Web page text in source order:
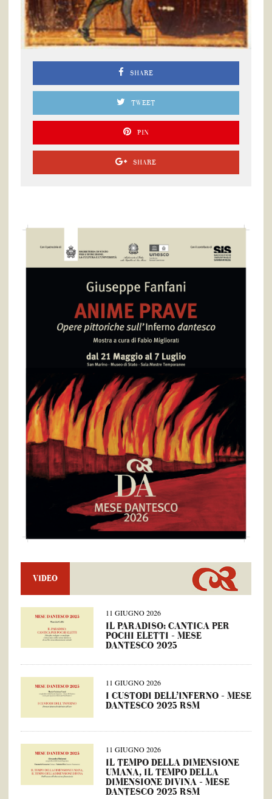
SHARE
TWEET
PIN
SHARE
VIDEO
11 GIUGNO 2026
IL PARADISO: CANTICA PER
POCHI ELETTI – MESE
DANTESCO 2025
11 GIUGNO 2026
I CUSTODI DELL’INFERNO – MESE
DANTESCO 2025 RSM
11 GIUGNO 2026
IL TEMPO DELLA DIMENSIONE
UMANA, IL TEMPO DELLA
DIMENSIONE DIVINA – MESE
DANTESCO 2025 RSM